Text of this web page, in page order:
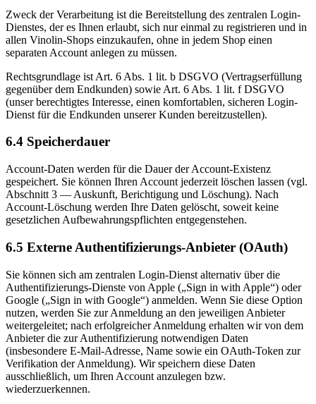
Zweck der Verarbeitung ist die Bereitstellung des zentralen Login-
Dienstes, der es Ihnen erlaubt, sich nur einmal zu registrieren und in
allen Vinolin-Shops einzukaufen, ohne in jedem Shop einen
separaten Account anlegen zu müssen.
Rechtsgrundlage ist Art. 6 Abs. 1 lit. b DSGVO (Vertragserfüllung
gegenüber dem Endkunden) sowie Art. 6 Abs. 1 lit. f DSGVO
(unser berechtigtes Interesse, einen komfortablen, sicheren Login-
Dienst für die Endkunden unserer Kunden bereitzustellen).
6.4 Speicherdauer
Account-Daten werden für die Dauer der Account-Existenz
gespeichert. Sie können Ihren Account jederzeit löschen lassen (vgl.
Abschnitt 3 — Auskunft, Berichtigung und Löschung). Nach
Account-Löschung werden Ihre Daten gelöscht, soweit keine
gesetzlichen Aufbewahrungspflichten entgegenstehen.
6.5 Externe Authentifizierungs-Anbieter (OAuth)
Sie können sich am zentralen Login-Dienst alternativ über die
Authentifizierungs-Dienste von Apple („Sign in with Apple“) oder
Google („Sign in with Google“) anmelden. Wenn Sie diese Option
nutzen, werden Sie zur Anmeldung an den jeweiligen Anbieter
weitergeleitet; nach erfolgreicher Anmeldung erhalten wir von dem
Anbieter die zur Authentifizierung notwendigen Daten
(insbesondere E-Mail-Adresse, Name sowie ein OAuth-Token zur
Verifikation der Anmeldung). Wir speichern diese Daten
ausschließlich, um Ihren Account anzulegen bzw.
wiederzuerkennen.